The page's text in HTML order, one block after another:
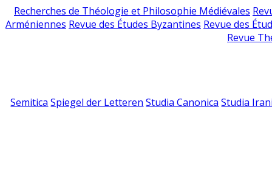
Recherches de Théologie et Philosophie Médiévales
Arméniennes Revue des Études Byzantines Revue des
Revue
Semitica Spiegel der Letteren Studia Canonica Studia